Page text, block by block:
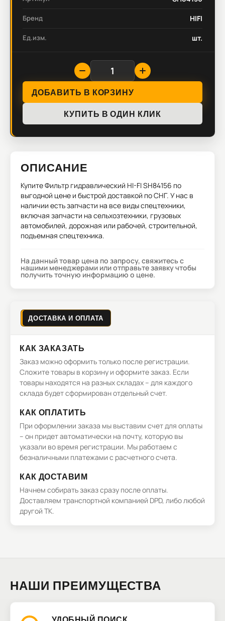
Бренд HIFI
Ед.изм. шт.
ДОБАВИТЬ В КОРЗИНУ
КУПИТЬ В ОДИН КЛИК
ОПИСАНИЕ
КупитеФильтр гидравлический HI-FI SH84156 по
выгодной цене и быстрой доставкой по СНГ. У нас в
наличии есть запчасти на все виды спецтехники,
включая запчасти на сельхозтехники, грузовых
автомобилей, дорожная или рабочей, строительной,
подъемная спецтехника.
На данный товар цена по запросу, свяжитесь с
нашими менеджерами или отправьте заявку чтобы
получить точную информацию о цене.
ДОСТАВКА И ОПЛАТА
КАК ЗАКАЗАТЬ
Заказ можно оформить только после регистрации.
Сложите товары в корзину и оформите заказ. Если
товары находятся на разных складах – для каждого
склада будет сформирован отдельный счет.
КАК ОПЛАТИТЬ
При оформлении заказа мы выставим счет для оплаты
– он придет автоматически на почту, которую вы
указали во время регистрации. Мы работаем с
безналичными платежами с расчетного счета.
КАК ДОСТАВИМ
Начнем собирать заказ сразу после оплаты.
Доставляем транспортной компанией DPD, либо любой
другой ТК.
НАШИ ПРЕИМУЩЕСТВА